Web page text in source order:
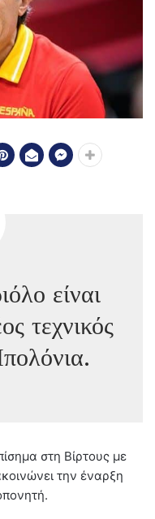
είναι
τεχνικός
στη Βίρτους με
την έναρξη